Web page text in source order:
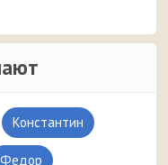
Константин
Федор